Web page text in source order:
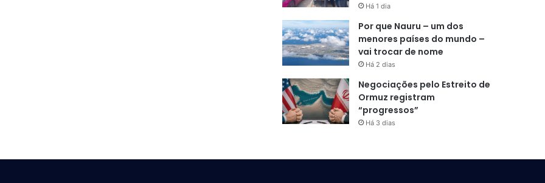
Há 1 dia
Por que Nauru – um dos
menores países do mundo –
vai trocar de nome
Há 2 dias
Negociações pelo Estreito de
Ormuz registram
“progressos”
Há 3 dias